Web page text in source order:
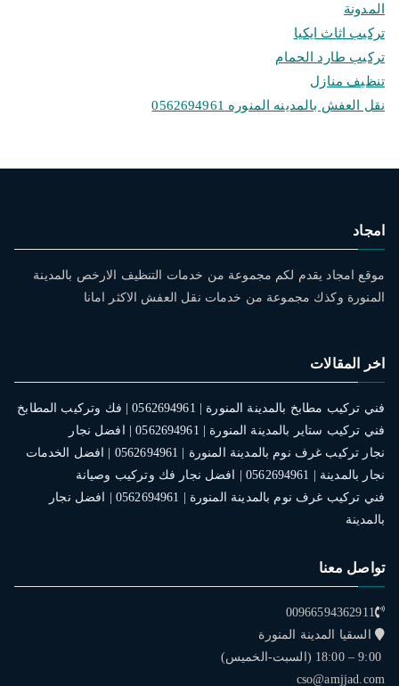
المدونة
تركيب اثاث ايكيا
تركيب طارد الحمام
تنظيف منازل
نقل العفش بالمدينه المنوره 0562694961
امجاد
موقع امجاد يقدم لكم مجموعة من خدمات التنظيف الارخص بالمدينة
المنورة وكذك مجموعة من خدمات نقل العفش الاكثر امانا
اخر المقالات
فني تركيب مطابخ بالمدينة المنورة | 0562694961 | فك وتركيب المطابخ
فني تركيب ستاير بالمدينة المنورة | 0562694961 | افضل نجار
نجار تركيب غرف نوم بالمدينة المنورة | 0562694961 | افضل الخدمات
نجار بالمدينة | 0562694961 | افضل نجار فك وتركيب وصيانة
فني تركيب غرف نوم بالمدينة المنورة | 0562694961 | افضل نجار
بالمدينة
تواصل معنا
00966594362911
السقيا المدينة المنورة
9:00 – 18:00 (السبت-الخميس)
cso@amjjad.com